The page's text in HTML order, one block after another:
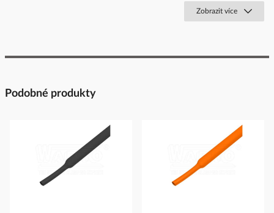
Zobrazit více
Podobné produkty